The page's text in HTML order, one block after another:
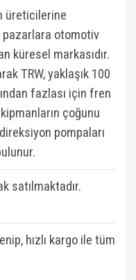
üreticilerine
pazarlara otomotiv
küresel markasıdır.
TRW, yaklaşık 100
fazlası için fren
çoğunu
pompaları
satılmaktadır.
hızlı kargo ile tüm